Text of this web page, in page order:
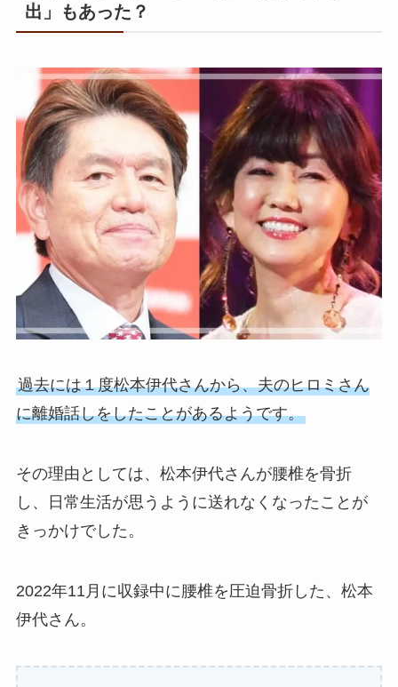
出」もあった？
過去には１度松本伊代さんから、夫のヒロミさん
に離婚話しをしたことがあるようです。
その理由としては、松本伊代さんが腰椎を骨折
し、日常生活が思うように送れなくなったことが
きっかけでした。
2022年11月に収録中に腰椎を圧迫骨折した、松本
伊代さん。